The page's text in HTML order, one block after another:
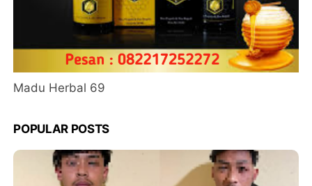
Madu Herbal 69
POPULAR POSTS